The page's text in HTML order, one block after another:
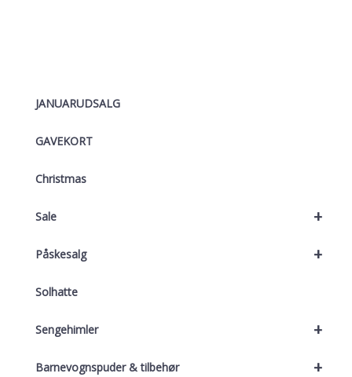
JANUARUDSALG
GAVEKORT
Christmas
+
Sale
+
Påskesalg
Solhatte
+
Sengehimler
+
Barnevognspuder & tilbehør